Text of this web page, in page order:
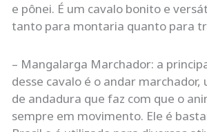
e pônei. É um cavalo bonito e
tanto para montaria quanto para
– Mangalarga Marchador: a
desse cavalo é o andar marchador,
de andadura que faz com que o
sempre em movimento. Ele é